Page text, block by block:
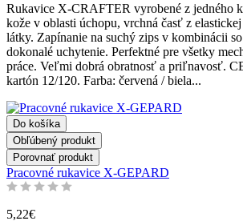
Rukavice X-CRAFTER vyrobené z jedného
kože v oblasti úchopu, vrchná časť z
látky. Zapínanie na suchý zips v kombinácii
dokonalé uchytenie. Perfektné pre všetky
práce. Veľmi dobrá obratnosť a priľnavosť.
kartón 12/120. Farba: červená / biela...
Do košíka
Obľúbený produkt
Porovnať produkt
Pracovné rukavice X-GEPARD
5,22€